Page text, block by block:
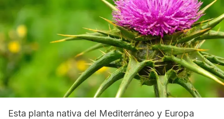
Esta planta nativa del Mediterráneo y Europa